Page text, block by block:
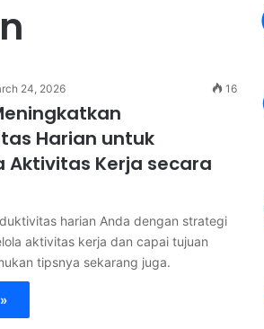
24, 2026 16
Harian untuk
Aktivitas Kerja secara
harian Anda dengan strategi
aktivitas kerja dan capai tujuan
tipsnya sekarang juga.